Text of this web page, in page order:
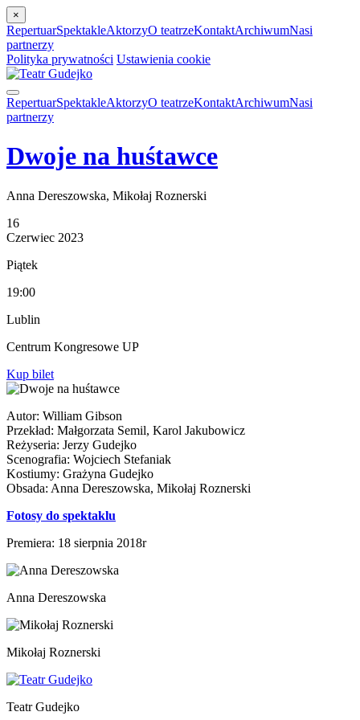
×
RepertuarSpektakleAktorzyO teatrzeKontaktArchiwumNasi
partnerzy
Polityka prywatności Ustawienia cookie
RepertuarSpektakleAktorzyO teatrzeKontaktArchiwumNasi
partnerzy
Dwoje na huśtawce
Anna Dereszowska, Mikołaj Roznerski
16
Czerwiec 2023
Piątek
19:00
Lublin
Centrum Kongresowe UP
Kup bilet
Autor: William Gibson
Przekład: Małgorzata Semil, Karol Jakubowicz
Reżyseria: Jerzy Gudejko
Scenografia: Wojciech Stefaniak
Kostiumy: Grażyna Gudejko
Obsada: Anna Dereszowska, Mikołaj Roznerski
Fotosy do spektaklu
Premiera: 18 sierpnia 2018r
Anna Dereszowska
Mikołaj Roznerski
Teatr Gudejko